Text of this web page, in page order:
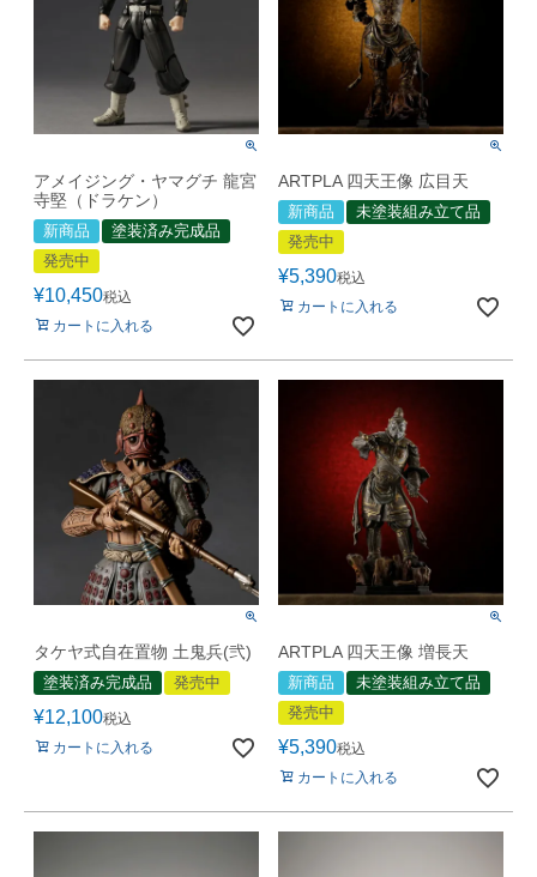
アメイジング・ヤマグチ 龍宮
寺堅（ドラケン）
新商品
塗装済み完成品
発売中
¥10,450税込
カートに入れる
ARTPLA 四天王像 広目天
新商品
未塗装組み立て品
発売中
¥5,390税込
カートに入れる
タケヤ式自在置物 土鬼兵(弐)
塗装済み完成品 発売中
¥12,100税込
カートに入れる
ARTPLA 四天王像 増長天
新商品
未塗装組み立て品
発売中
¥5,390税込
カートに入れる